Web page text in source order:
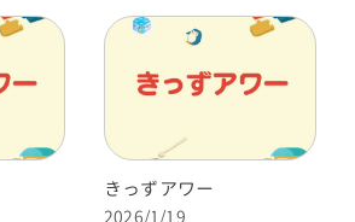
きっずアワー
2026/1/19